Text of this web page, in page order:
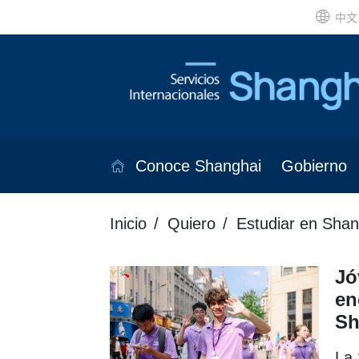
中文
Conoce Shanghai Gobierno
Inicio Quiero Estudiar en